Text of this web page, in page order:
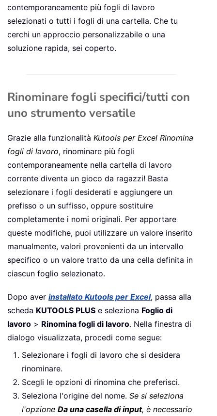
contemporaneamente più fogli di lavoro
selezionati o tutti i fogli di una cartella. Che tu
cerchi un approccio personalizzabile o una
soluzione rapida, sei coperto.
Rinominare fogli specifici/tutti con
uno strumento versatile
Grazie alla funzionalità Kutools per Excel Rinomina
fogli di lavoro, rinominare più fogli
contemporaneamente nella cartella di lavoro
corrente diventa un gioco da ragazzi! Basta
selezionare i fogli desiderati e aggiungere un
prefisso o un suffisso, oppure sostituire
completamente i nomi originali. Per apportare
queste modifiche, puoi utilizzare un valore inserito
manualmente, valori provenienti da un intervallo
specifico o un valore tratto da una cella definita in
ciascun foglio selezionato.
Dopo aver installato Kutools per Excel, passa alla
scheda KUTOOLS PLUS e seleziona Foglio di
lavoro > Rinomina fogli di lavoro. Nella finestra di
dialogo visualizzata, procedi come segue:
Selezionare i fogli di lavoro che si desidera
rinominare.
Scegli le opzioni di rinomina che preferisci.
Seleziona l'origine del nome. Se si seleziona
l'opzione Da una casella di input, è necessario